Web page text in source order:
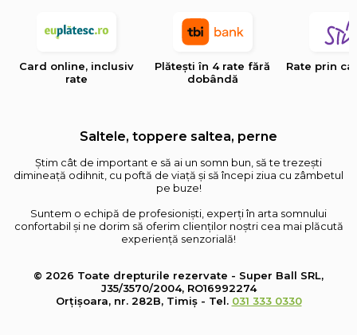
Card online, inclusiv
rate
Plătești în 4 rate fără
dobândă
Rate prin
Saltele, toppere saltea, perne
Știm cât de important e să ai un somn bun, să te trezești
dimineață odihnit, cu poftă de viață și să începi ziua cu zâmbetul
pe buze!
Suntem o echipă de profesioniști, experți în arta somnului
confortabil și ne dorim să oferim clienților noștri cea mai plăcută
experiență senzorială!
© 2026 Toate drepturile rezervate - Super Ball SRL,
J35/3570/2004, RO16992274
Orțișoara, nr. 282B, Timiș - Tel. 031 333 0330